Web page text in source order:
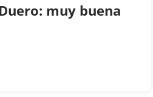
muy buena